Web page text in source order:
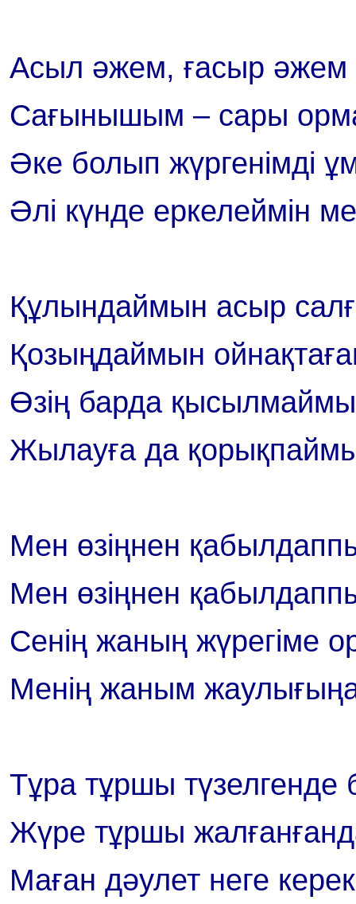
Асыл әжем, ғасыр әжем
Сағынышым – сары
Әке болып жүргенімді
Әлі күнде еркелеймін
Құлындаймын асыр
Қозыңдаймын
Өзің барда
Жылауға да
Мен өзіңнен
Мен өзіңнен
Сенің жаның жүрегіме
Менің жаным
Тұра тұршы түзелгенде
Жүре тұршы жалғанғанда
Маған дәулет неге